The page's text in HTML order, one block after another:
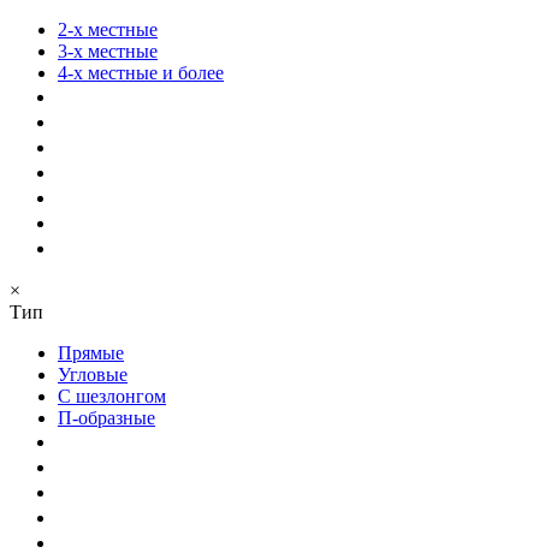
2-х местные
3-х местные
4-х местные и более
×
Тип
Прямые
Угловые
С шезлонгом
П-образные